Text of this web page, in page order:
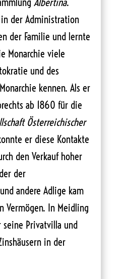
der Administration
der Familie und lernte
Monarchie viele
und des
kennen. Als er
ab 1860 für die
Österreichischer
er diese Kontakte
den Verkauf hoher
der
andere Adlige kam
Vermögen. In Meidling
seine Privatvilla und
in der